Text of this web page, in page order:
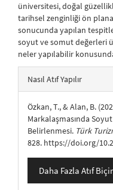
üniversitesi, doğal
tarihsel zenginliği ön plana
sonucunda yapılan
soyut ve somut değerleri
neler yapılabilir
Nasıl Atıf Yapılır
Özkan, T., & Alan, B.
Markalaşmasında
Belirlenmesi. Türk
828. https://doi.org/
Daha Fazla Atıf